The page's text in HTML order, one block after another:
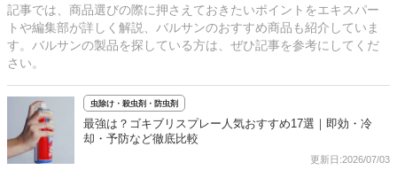
記事では、商品選びの際に押さえておきたいポイントをエキスパー
トや編集部が詳しく解説、バルサンのおすすめ商品も紹介していま
す。バルサンの製品を探している方は、ぜひ記事を参考にしてくだ
さい。
虫除け・殺虫剤・防虫剤
最強は？ゴキブリスプレー人気おすすめ17選｜即効・冷
却・予防など徹底比較
更新日:2026/07/03